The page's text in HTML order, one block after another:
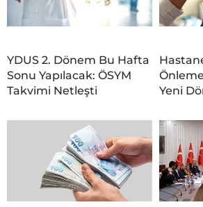
YDUS 2. Dönem Bu Hafta
Sonu Yapılacak: ÖSYM
Takvimi Netleşti
Yeni